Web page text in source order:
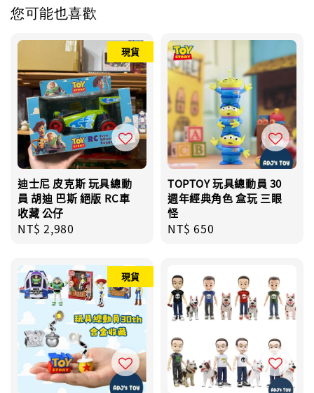
您可能也喜歡
現貨
迪士尼 皮克斯 玩具總動
員 胡迪 巴斯 絕版 RC車
收藏 公仔
Regular
NT$ 2,980
TOPTOY 玩具總動員 30
週年經典角色 盒玩 三眼
怪
Regular
NT$ 650
現貨